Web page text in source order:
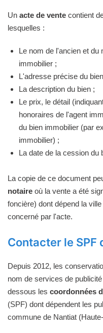
Un acte de vente contient
lesquelles :
Le nom de l'ancien et du
immobilier ;
L'adresse précise du
La description du bien ;
Le prix, le détail
honoraires de l'agent
du bien immobilier (par
immobilier) ;
La date de la cession du
La copie de ce document
notaire où la vente a été
foncière) dont dépend la
concerné par l'acte.
Contacter le SPF
Depuis 2012, les
nom de services de
dessous les coordonnées
(SPF) dont dépendent les
commune de Nantiat